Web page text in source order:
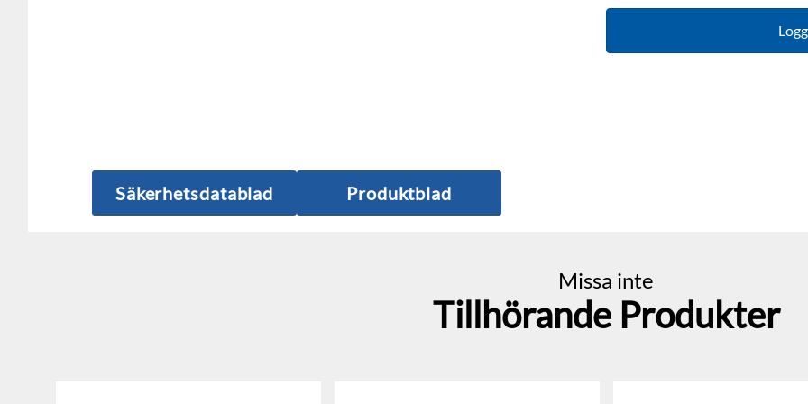
Säkerhetsdatablad Produktblad
Missa inte
Tillhörande Produkter